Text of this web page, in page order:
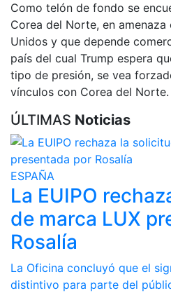
Como telón de fondo se
Corea del Norte, en
Unidos y que depende
país del cual Trump espera
tipo de presión, se vea
vínculos con Corea del Norte.
ÚLTIMAS Noticias
ESPAÑA
La EUIPO
de marca LUX
Rosalía
La Oficina concluyó que el
distintivo para parte del